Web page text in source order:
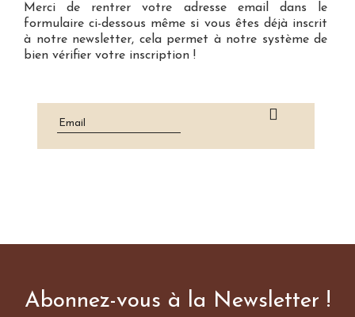
Merci de rentrer votre adresse email dans le
formulaire ci-dessous même si vous êtes déjà inscrit
à notre newsletter, cela permet à notre système de
bien vérifier votre inscription !
Abonnez-vous à la Newsletter !